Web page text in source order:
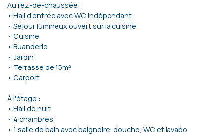
Au rez-de-chaussée :
• Hall d’entrée avec WC indépendant
• Séjour lumineux ouvert sur la cuisine
• Cuisine
• Buanderie
• Jardin
• Terrasse de 15m²
• Carport
À l'étage :
• Hall de nuit
• 4 chambres
• 1 salle de bain avec baignoire, douche, WC et lavabo